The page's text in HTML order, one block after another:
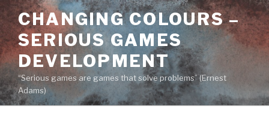
Naar
de
inhoud
springen
CHANGING COLOURS –
SERIOUS GAMES
DEVELOPMENT
“Serious games are games that solve problems” (Ernest
Adams)